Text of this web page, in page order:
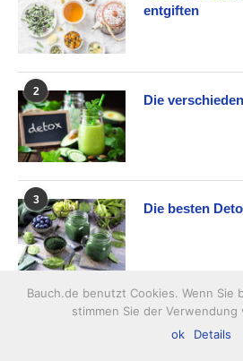
entgiften
2
Die
3
Die besten
Top 5 der
Lebensmittel
Bauch.de benutzt Cookies. Wenn Sie
stimmen Sie der Verwendung
ok
Details